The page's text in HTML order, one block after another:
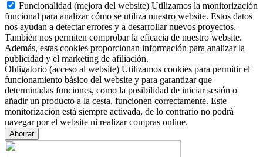
Funcionalidad (mejora del website) Utilizamos la monitorización
funcional para analizar cómo se utiliza nuestro website. Estos datos
nos ayudan a detectar errores y a desarrollar nuevos proyectos.
También nos permiten comprobar la eficacia de nuestro website.
Además, estas cookies proporcionan información para analizar la
publicidad y el marketing de afiliación.
Obligatorio (acceso al website) Utilizamos cookies para permitir el
funcionamiento básico del website y para garantizar que
determinadas funciones, como la posibilidad de iniciar sesión o
añadir un producto a la cesta, funcionen correctamente. Este
monitorización está siempre activada, de lo contrario no podrá
navegar por el website ni realizar compras online.
Ahorrar